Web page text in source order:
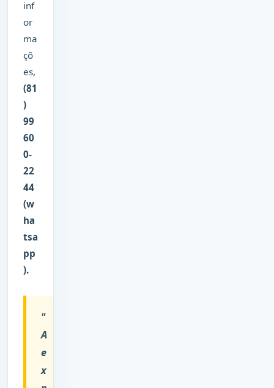
inf
or
ma
çõ
es,
(81
)
99
60
0-
22
44
(w
ha
tsa
pp
).
"
A
e
x